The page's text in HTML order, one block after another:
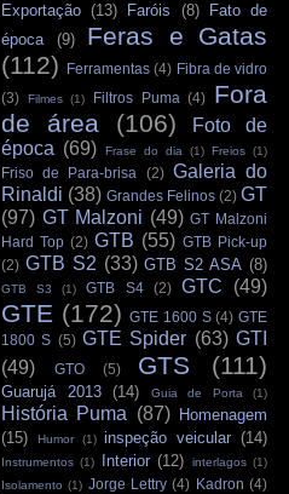
Exportação (13) Faróis (8)
Fato de
época
(9)
Feras e Gatas
(112)
Ferramentas (4) Fibra de vidro
(3)
Filmes (1) Filtros Puma (4)
Fora
de área
(106)
Foto de
época (69) Frase do dia (1) Freios (1)
Friso de Para-brisa (2) Galeria do
Rinaldi (38) Grandes Felinos (2) GT
(97) GT Malzoni (49) GT Malzoni
Hard Top (2) GTB (55) GTB Pick-up
(2) GTB S2 (33) GTB S2 ASA (8)
GTB S3 (1) GTB S4 (2) GTC (49)
GTE (172) GTE 1600 S (4) GTE
1800 S (5) GTE Spider (63) GTI
(49)
GTO (5) GTS (111)
Guarujá 2013 (14) Guia de Porta (1)
História Puma (87)
Homenagem
(15)
Humor (1) inspeção veicular (14)
Instrumentos (1) Interior (12) interlagos (1)
Isolamento (1) Jorge Lettry (4) Kadron (4)